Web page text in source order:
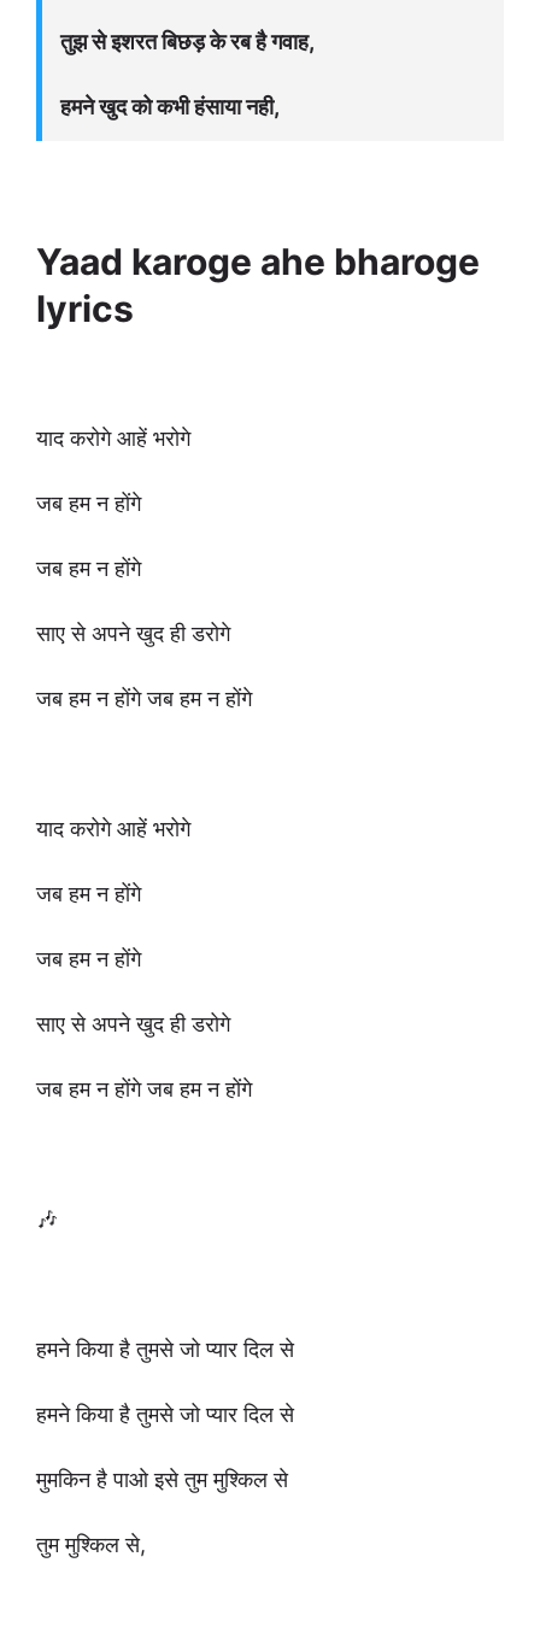
तुझ से इशरत बिछड़ के रब है गवाह,
हमने खुद को कभी हंसाया नही,
Yaad karoge ahe bharoge
lyrics
याद करोगे आहें भरोगे
जब हम न होंगे
जब हम न होंगे
साए से अपने खुद ही डरोगे
जब हम न होंगे जब हम न होंगे
याद करोगे आहें भरोगे
जब हम न होंगे
जब हम न होंगे
साए से अपने खुद ही डरोगे
जब हम न होंगे जब हम न होंगे
🎶
हमने किया है तुमसे जो प्यार दिल से
हमने किया है तुमसे जो प्यार दिल से
मुमकिन है पाओ इसे तुम मुश्किल से
तुम मुश्किल से,